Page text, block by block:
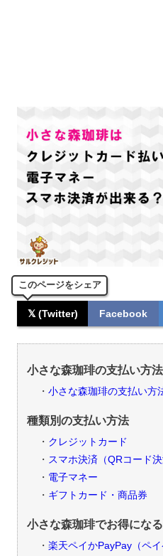
このページをシェア
𝕏 (Twitter) Facebook
小さな森珈琲の支払い方
小さな森珈琲の支払い方
種類別の支払い方法
クレジットカード
スマホ決済（QRコード決
電子マネー
ギフトカード・商品券
小さな森珈琲でお得にな
楽天ペイかPayPay（ペ